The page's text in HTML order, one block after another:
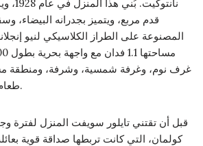
قدم مربع، ويتميز بجدرانه البيضاء،
المصنوعة على الطراز الكلاسيكي لنيو
غرف نوم، وغرفة شمسية، وشرفة، ومنطقة
طعام كبيرة تطل على الماء.
قبل أن تقتني تايلور سويفت المنزل لفترة
كولمان، التي كانت تربطها صداقة قوية